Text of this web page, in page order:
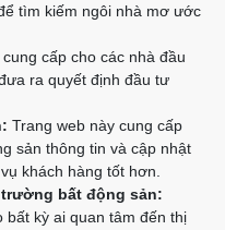
tìm kiếm ngôi nhà mơ ước
cấp cho các nhà đầu
ra quyết định đầu tư
Trang web này cung cấp
sản thông tin và cập nhật
khách hàng tốt hơn.
bất động sản:
bất kỳ ai quan tâm đến thị